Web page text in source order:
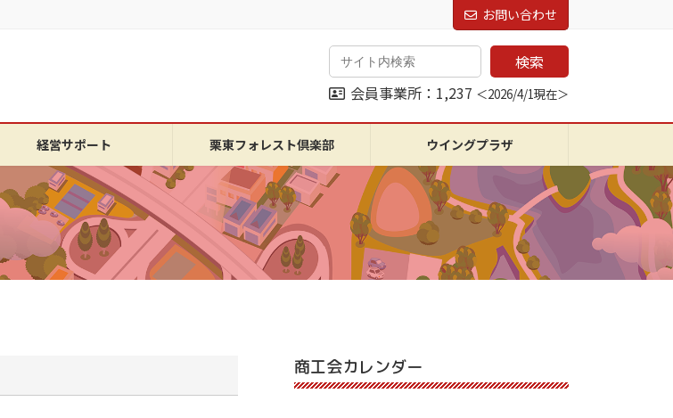
お問い合わせ
検索
会員事業所：1,237 ＜2026/4/1現在＞
経営サポート 栗東フォレスト倶楽部 ウイングプラザ
商工会カレンダー